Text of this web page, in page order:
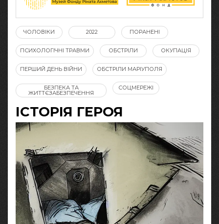
ЧОЛОВІКИ 2022 ПОРАНЕНІ
ПСИХОЛОГІЧНІ ТРАВМИ ОБСТРІЛИ ОКУПАЦІЯ
ПЕРШИЙ ДЕНЬ ВІЙНИ ОБСТРІЛИ МАРІУПОЛЯ
БЕЗПЕКА ТА
ЖИТТЄЗАБЕЗПЕЧЕННЯ
СОЦМЕРЕЖІ
ІСТОРІЯ ГЕРОЯ